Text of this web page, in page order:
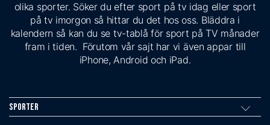
olika sporter. Söker du efter sport på tv idag eller sport
på tv imorgon så hittar du det hos oss. Bläddra i
kalendern så kan du se tv-tablå för sport på TV månader
fram i tiden. Förutom vår sajt har vi även appar till
iPhone, Android och iPad.
Sporter